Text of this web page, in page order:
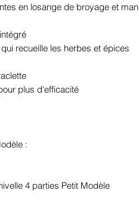
en losange de broyage et
recueille les herbes et épices
plus d'efficacité
:
4 parties Petit Modèle